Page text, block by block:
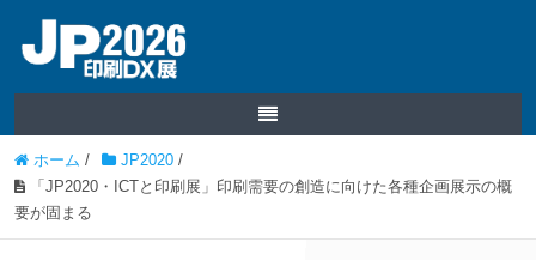
ホーム / JP2020 /
「JP2020・ICTと印刷展」印刷需要の創造に向けた各種企画展示の概
要が固まる